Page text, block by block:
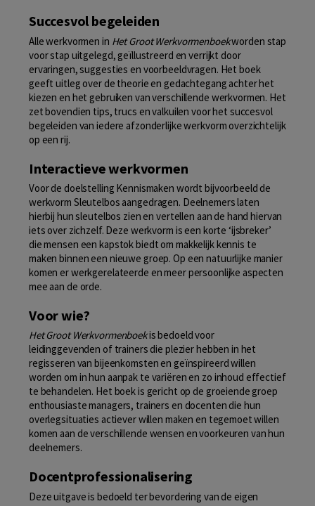
Succesvol begeleiden
Alle werkvormen in Het Groot Werkvormenboekworden stap
voor stap uitgelegd, geïllustreerd en verrijkt door
ervaringen, suggesties en voorbeeldvragen. Het boek
geeft uitleg over de theorie en gedachtegang achter het
kiezen en het gebruiken van verschillende werkvormen. Het
zet bovendien tips, trucs en valkuilen voor het succesvol
begeleiden van iedere afzonderlijke werkvorm overzichtelijk
op een rij.
Interactieve werkvormen
Voor de doelstelling Kennismaken wordt bijvoorbeeld de
werkvorm Sleutelbos aangedragen. Deelnemers laten
hierbij hun sleutelbos zien en vertellen aan de hand hiervan
iets over zichzelf. Deze werkvorm is een korte ‘ijsbreker’
die mensen een kapstok biedt om makkelijk kennis te
maken binnen een nieuwe groep. Op een natuurlijke manier
komen er werkgerelateerde en meer persoonlijke aspecten
mee aan de orde.
Voor wie?
Het Groot Werkvormenboekis bedoeld voor
leidinggevenden of trainers die plezier hebben in het
regisseren van bijeenkomsten en geïnspireerd willen
worden om in hun aanpak te variëren en zo inhoud effectief
te behandelen. Het boek is gericht op de groeiende groep
enthousiaste managers, trainers en docenten die hun
overlegsituaties actiever willen maken en tegemoet willen
komen aan de verschillende wensen en voorkeuren van hun
deelnemers.
Docentprofessionalisering
Deze uitgave is bedoeld ter bevordering van de eigen